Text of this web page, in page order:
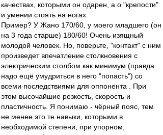
качествах, которыми он одарен, а о "крепости"
и умении стоять на ногах.
Пример? У Жано 170/60, у моего младшего (он
на 3 года старше) 180/60! Очень изящный
молодой человек. Но, поверьте, "контакт" с ним
произведет впечатление столкновения с
электрическим столбом как минимум (правда
надо ещё умудриться в него "попасть") со
всеми последствиями для оппонента . При
этом высочайшие резкость, скорость и
пластичность. Я понимаю - чёрный пояс, тем
не менее это те навыки, которыми в
необходимой степени, при упорном,